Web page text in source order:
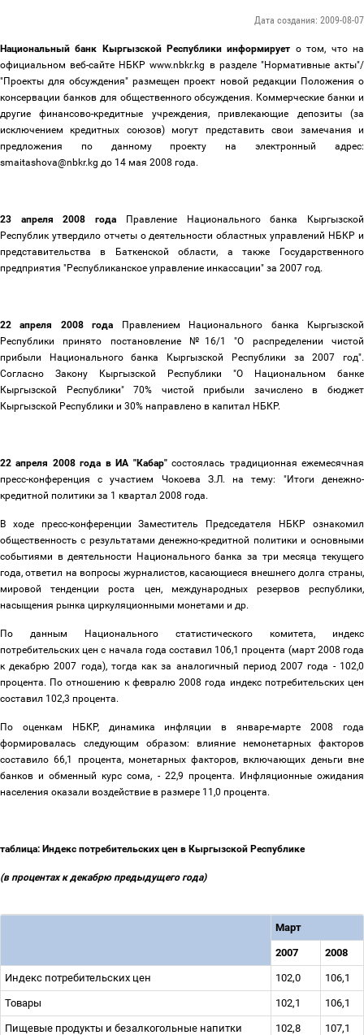
Дата создания: 2009-08-07
Национальный банк Кыргызской Республики информирует о том, что на
официальном веб-сайте НБКР www.nbkr.kg в разделе "Нормативные акты"/
"Проекты для обсуждения" размещен проект новой редакции Положения о
консервации банков для общественного обсуждения. Коммерческие банки и
другие финансово-кредитные учреждения, привлекающие депозиты (за
исключением кредитных союзов) могут представить свои замечания и
предложения по данному проекту на электронный адрес:
smaitashova@nbkr.kg до 14 мая 2008 года.
23 апреля 2008 года Правление Национального банка Кыргызской
Республик утвердило отчеты о деятельности областных управлений НБКР и
представительства в Баткенской области, а также Государственного
предприятия "Республиканское управление инкассации" за 2007 год.
22 апреля 2008 года Правлением Национального банка Кыргызской
Республики принято постановление №16/1 "О распределении чистой
прибыли Национального банка Кыргызской Республики за 2007 год".
Согласно Закону Кыргызской Республики "О Национальном банке
Кыргызской Республики" 70% чистой прибыли зачислено в бюджет
Кыргызской Республики и 30% направлено в капитал НБКР.
22 апреля 2008 года в ИА "Кабар"состоялась традиционная ежемесячная
пресс-конференция с участием Чокоева З.Л. на тему: "Итоги денежно-
кредитной политики за 1 квартал 2008 года.
В ходе пресс-конференции Заместитель Председателя НБКР ознакомил
общественность с результатами денежно-кредитной политики и основными
событиями в деятельности Национального банка за три месяца текущего
года, ответил на вопросы журналистов, касающиеся внешнего долга страны,
мировой тенденции роста цен, международных резервов республики,
насыщения рынка циркуляционными монетами и др.
По данным Национального статистического комитета, индекс
потребительских цен с начала года составил 106,1 процента (март 2008 года
к декабрю 2007 года), тогда как за аналогичный период 2007 года - 102,0
процента. По отношению к февралю 2008 года индекс потребительских цен
составил 102,3 процента.
По оценкам НБКР, динамика инфляции в январе-марте 2008 года
формировалась следующим образом: влияние немонетарных факторов
составило 66,1 процента, монетарных факторов, включающих деньги вне
банков и обменный курс сома, - 22,9 процента. Инфляционные ожидания
населения оказали воздействие в размере 11,0 процента.
таблица: Индекс потребительских цен в Кыргызской Республике
(в процентах к декабрю предыдущего года)
Март
2007 2008
Индекс потребительских цен 102,0 106,1
Товары 102,1 106,1
Пищевые продукты и безалкогольные напитки 102,8 107,1